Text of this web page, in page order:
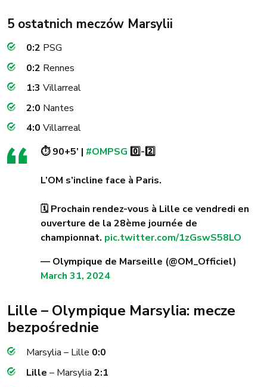
5 ostatnich meczów Marsylii
0:2 PSG
0:2 Rennes
1:3 Villarreal
2:0 Nantes
4:0 Villarreal
⏱️ 90+5’ | #OMPSG 0️⃣-2️⃣
L’OM s’incline face à Paris.
🗓️ Prochain rendez-vous à Lille ce vendredi en
ouverture de la 28ème journée de
championnat. pic.twitter.com/1zGswS58LO
— Olympique de Marseille (@OM_Officiel)
March 31, 2024
Lille – Olympique Marsylia: mecze
bezpośrednie
Marsylia – Lille 0:0
Lille – Marsylia 2:1